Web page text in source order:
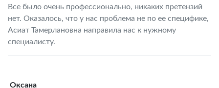
Все было очень профессионально, никаких претензий
нет. Оказалось, что у нас проблема не по ее специфике,
Асиат Тамерлановна направила нас к нужному
специалисту.
Оксана